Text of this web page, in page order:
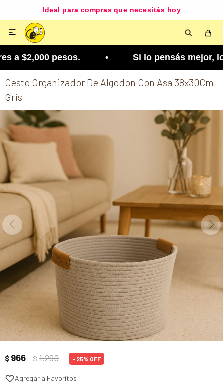
Ideal para compras que necesitás hoy

a $2,000 pesos. • Si lo pensás mejor, lo
Cesto Organizador De Algodon Con Asa 38x30Cm
Gris
$ 966 $1.290 25